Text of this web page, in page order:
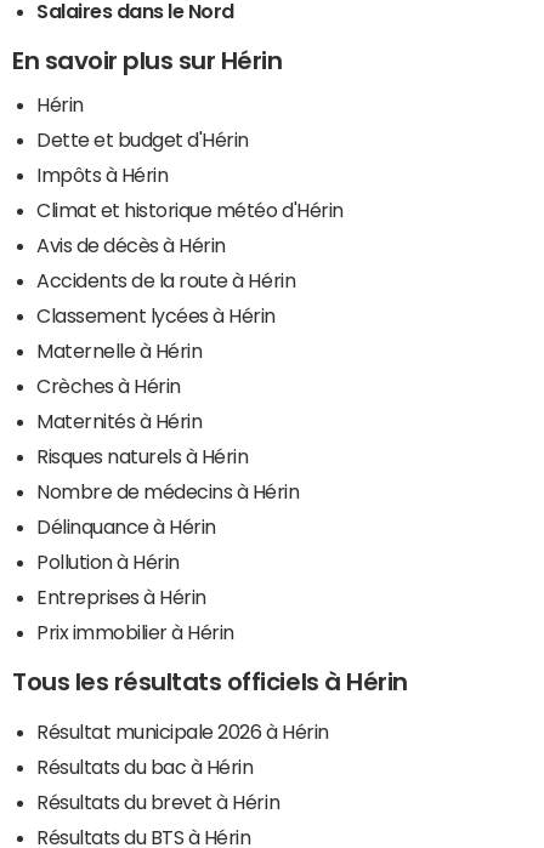
Salaires dans le Nord
En savoir plus sur Hérin
Hérin
Dette et budget d'Hérin
Impôts à Hérin
Climat et historique météo d'Hérin
Avis de décès à Hérin
Accidents de la route à Hérin
Classement lycées à Hérin
Maternelle à Hérin
Crèches à Hérin
Maternités à Hérin
Risques naturels à Hérin
Nombre de médecins à Hérin
Délinquance à Hérin
Pollution à Hérin
Entreprises à Hérin
Prix immobilier à Hérin
Tous les résultats officiels à Hérin
Résultat municipale 2026 à Hérin
Résultats du bac à Hérin
Résultats du brevet à Hérin
Résultats du BTS à Hérin